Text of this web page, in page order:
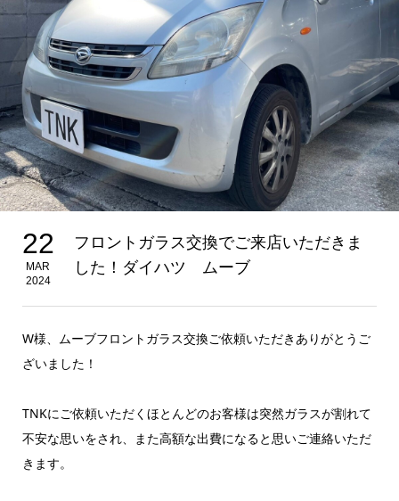
22
MAR
2024
フロントガラス交換でご来店いただきま
した！ダイハツ ムーブ
W様、ムーブフロントガラス交換ご依頼いただきありがとうご
ざいました！
TNKにご依頼いただくほとんどのお客様は突然ガラスが割れて
不安な思いをされ、また高額な出費になると思いご連絡いただ
きます。